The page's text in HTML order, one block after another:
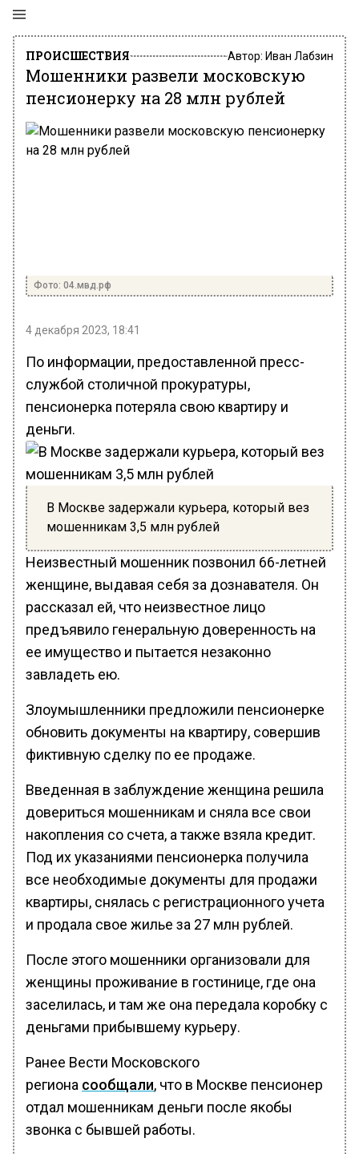
ПРОИСШЕСТВИЯ Автор: Иван Лабзин
Мошенники развели московскую
пенсионерку на 28 млн рублей
Фото: 04.мвд.рф
4 декабря 2023, 18:41
По информации, предоставленной пресс-
службой столичной прокуратуры,
пенсионерка потеряла свою квартиру и
деньги.
В Москве задержали курьера, который вез
мошенникам 3,5 млн рублей
Неизвестный мошенник позвонил 66-летней
женщине, выдавая себя за дознавателя. Он
рассказал ей, что неизвестное лицо
предъявило генеральную доверенность на
ее имущество и пытается незаконно
завладеть ею.
Злоумышленники предложили пенсионерке
обновить документы на квартиру, совершив
фиктивную сделку по ее продаже.
Введенная в заблуждение женщина решила
довериться мошенникам и сняла все свои
накопления со счета, а также взяла кредит.
Под их указаниями пенсионерка получила
все необходимые документы для продажи
квартиры, снялась с регистрационного учета
и продала свое жилье за 27 млн рублей.
После этого мошенники организовали для
женщины проживание в гостинице, где она
заселилась, и там же она передала коробку с
деньгами прибывшему курьеру.
Ранее Вести Московского
региона сообщали, что в Москве пенсионер
отдал мошенникам деньги после якобы
звонка с бывшей работы.